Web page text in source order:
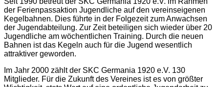
der Ferienpassaktion Jugendliche auf den vereinseigenen
Kegelbahnen. Dies führte in der Folgezeit zum Anwachsen
der Jugendabteilung. Zur Zeit beteiligen sich wieder über 20
Jugendliche am wöchentlichen Training. Durch die neuen
Bahnen ist das Kegeln auch für die Jugend wesentlich
attraktiver geworden.
Im Jahr 2000 zählt der SKC Germania 1920 e.V. 130
Mitglieder. Für die Zukunft des Vereines ist es von größter